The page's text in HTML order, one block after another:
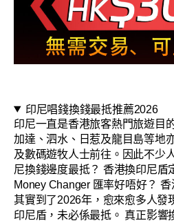
印尼唱錢換錢最抵推薦2026
印尼一直是香港旅客熱門旅遊目
加達、泗水、日惹及龍目島等地
及數碼遊牧人士前往。因此不少
尼換錢邊度最抵？ 香港換印尼盾
Money Changer 匯率好唔好？
其實到了2026年，愈來愈多人發
印尼盾，未必係最抵。 真正影響